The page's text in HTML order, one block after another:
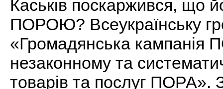
Каськів поскаржився, що
ПОРОЮ? Всеукраїнську
«Громадянська кампанія
незаконному та
товарів та послуг